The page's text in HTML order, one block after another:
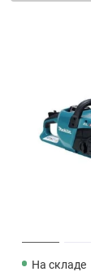
На складе